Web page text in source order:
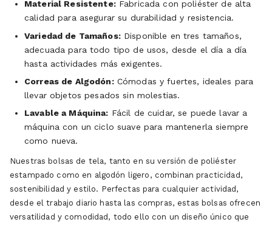
Material Resistente:Fabricada con poliéster de alta
calidad para asegurar su durabilidad y resistencia.
Variedad de Tamaños:Disponible en tres tamaños,
adecuada para todo tipo de usos, desde el día a día
hasta actividades más exigentes.
Correas de Algodón:Cómodas y fuertes, ideales para
llevar objetos pesados sin molestias.
Lavable a Máquina: Fácil de cuidar, se puede lavar a
máquina con un ciclo suave para mantenerla siempre
como nueva.
Nuestras bolsas de tela, tanto en su versión de poliéster
estampado como en algodón ligero, combinan practicidad,
sostenibilidad y estilo. Perfectas para cualquier actividad,
desde el trabajo diario hasta las compras, estas bolsas ofrecen
versatilidad y comodidad, todo ello con un diseño único que